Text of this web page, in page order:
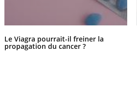
Le Viagra pourrait-il freiner la
propagation du cancer ?